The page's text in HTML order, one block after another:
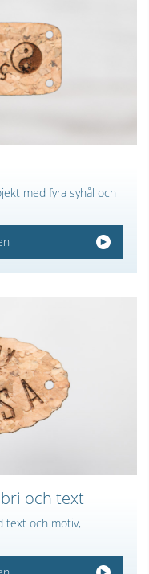
med fyra syhål och
och text
text och motiv,